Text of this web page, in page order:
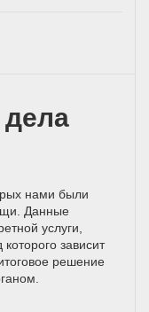
нами были
Данные
услуги,
зависит
решение